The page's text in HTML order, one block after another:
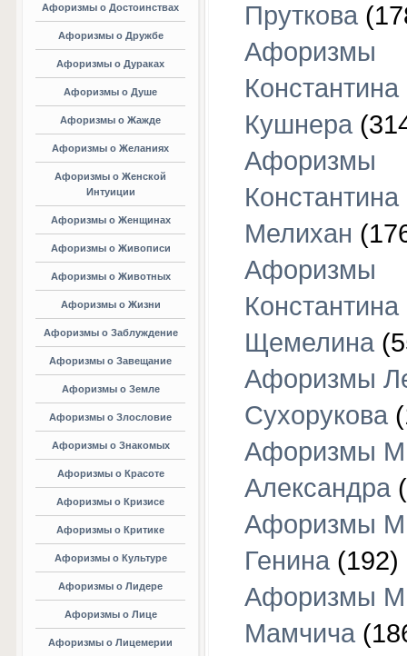
Афоризмы о Достоинствах
Афоризмы о Дружбе
Афоризмы о Дураках
Афоризмы о Душе
Афоризмы о Жажде
Афоризмы о Желаниях
Афоризмы о Женской
Интуиции
Афоризмы о Женщинах
Афоризмы о Живописи
Афоризмы о Животных
Афоризмы о Жизни
Афоризмы о Заблуждение
Афоризмы о Завещание
Афоризмы о Земле
Афоризмы о Злословие
Афоризмы о Знакомых
Афоризмы о Красоте
Афоризмы о Кризисе
Афоризмы о Критике
Афоризмы о Культуре
Афоризмы о Лидере
Афоризмы о Лице
Афоризмы о Лицемерии
Пруткова
Афоризмы
Константина
Кушнера
Афоризмы
Константина
Мелихан
Афоризмы
Константина
Щемелина
Афоризмы
Сухорукова
Афоризмы
Александра
Афоризмы
Генина (192)
Афоризмы
Мамчича